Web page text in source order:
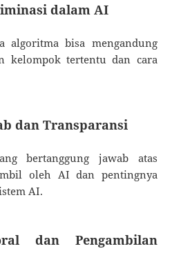
dalam AI
algoritma bisa mengandung
kelompok tertentu dan cara
dan Transparansi
bertanggung jawab atas
oleh AI dan pentingnya
AI.
dan Pengambilan